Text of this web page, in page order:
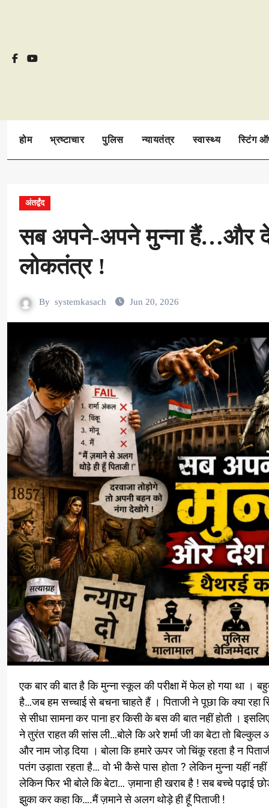
होम भ्रष्टाचार पुलिस न्यायतंत्र स्वास्थ्य स्टिंग
अंतर्द्वंद
सब अपने-अपने मुन्ना हैं…और
लोकतंत्र !
By systemkasach Jun 20, 2026
एक बार की बात है कि मुन्ना स्कूल की परीक्षा में फेल हो गया था । बहुत झेंपते हुए घर आया । चेहरे पर वो भाव था जो अक्सर हम सबके चेहरे पर आ जाता
है…जब हम सच्चाई से बचना चाहते हैं । पिताजी ने पूछा कि क्या रहा
से सीधा सामना कर पाना हर किसी के बस की बात नहीं होती ।
ने तुरंत राहत की सांस ली…बोले कि अरे शर्मा जी का बेटा तो
और नाम जोड़ दिया । बोला कि हमारे ऊपर जो चिंकू रहता है न
पतंग उड़ाता रहता है… वो भी कैसे पास होता ? लेकिन मुन्ना यहीं
लेकिन फिर भी बोले कि बेटा… ज़माना ही खराब है ! सब बच्चे पढ़ाई
झुका कर कहा कि….मैं ज़माने से अलग थोड़े ही हूँ पिताजी !